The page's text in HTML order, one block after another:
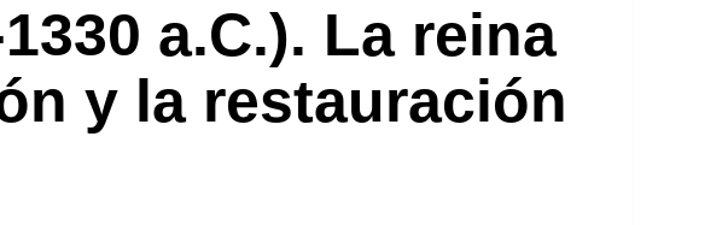
a.C.). La reina
y la restauración